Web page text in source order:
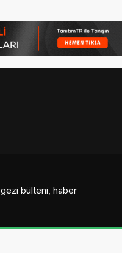
gezi bülteni, haber